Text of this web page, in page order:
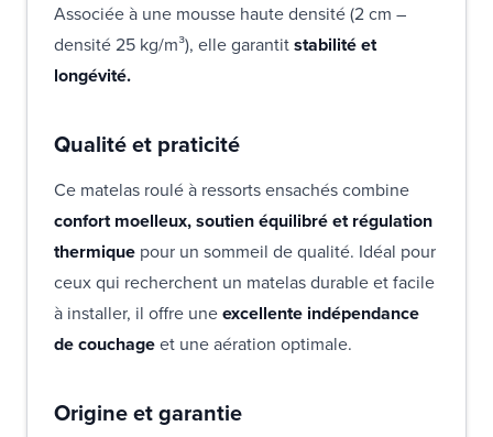
Associée à une mousse haute densité (2 cm –
densité 25 kg/m³), elle garantitstabilité et
longévité.
Qualité et praticité
Ce matelas roulé à ressorts ensachés combine
confort moelleux, soutien équilibré et régulation
thermique pour un sommeil de qualité. Idéal pour
ceux qui recherchent un matelas durable et facile
à installer, il offre uneexcellente indépendance
de couchageet une aération optimale.
Origine et garantie